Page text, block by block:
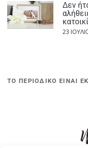
Δεν
23
ΤΟ ΠΕΡΙΟΔΙΚΟ ΕΙΝΑΙ